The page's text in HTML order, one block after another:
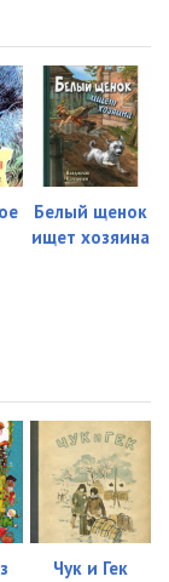
05:01
05:05
05:10
05:27
05:03
05:27
05:07
05:30
Белый щенок
ищет хозяина
Чук и Гек